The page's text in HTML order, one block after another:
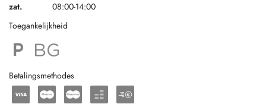
zat.
08:00-14:00
Toegankelijkheid
Betalingsmethodes